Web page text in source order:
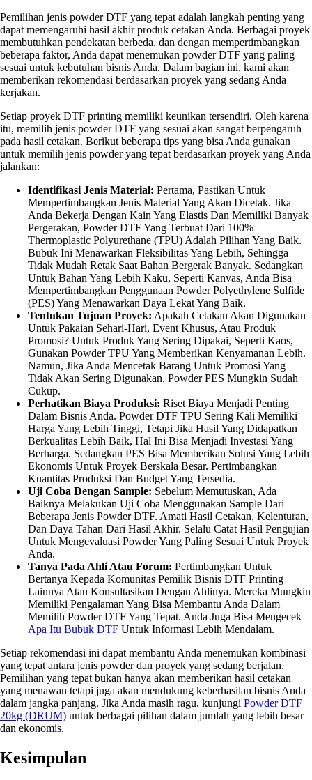
Pemilihan jenis powder DTF yang tepat adalah langkah penting yang
dapat memengaruhi hasil akhir produk cetakan Anda. Berbagai proyek
membutuhkan pendekatan berbeda, dan dengan mempertimbangkan
beberapa faktor, Anda dapat menemukan powder DTF yang paling
sesuai untuk kebutuhan bisnis Anda. Dalam bagian ini, kami akan
memberikan rekomendasi berdasarkan proyek yang sedang Anda
kerjakan.
Setiap proyek DTF printing memiliki keunikan tersendiri. Oleh karena
itu, memilih jenis powder DTF yang sesuai akan sangat berpengaruh
pada hasil cetakan. Berikut beberapa tips yang bisa Anda gunakan
untuk memilih jenis powder yang tepat berdasarkan proyek yang Anda
jalankan:
Identifikasi Jenis Material: Pertama, Pastikan Untuk
Mempertimbangkan Jenis Material Yang Akan Dicetak. Jika
Anda Bekerja Dengan Kain Yang Elastis Dan Memiliki Banyak
Pergerakan, Powder DTF Yang Terbuat Dari 100%
Thermoplastic Polyurethane (TPU) Adalah Pilihan Yang Baik.
Bubuk Ini Menawarkan Fleksibilitas Yang Lebih, Sehingga
Tidak Mudah Retak Saat Bahan Bergerak Banyak. Sedangkan
Untuk Bahan Yang Lebih Kaku, Seperti Kanvas, Anda Bisa
Mempertimbangkan Penggunaan Powder Polyethylene Sulfide
(PES) Yang Menawarkan Daya Lekat Yang Baik.
Tentukan Tujuan Proyek: Apakah Cetakan Akan Digunakan
Untuk Pakaian Sehari-Hari, Event Khusus, Atau Produk
Promosi? Untuk Produk Yang Sering Dipakai, Seperti Kaos,
Gunakan Powder TPU Yang Memberikan Kenyamanan Lebih.
Namun, Jika Anda Mencetak Barang Untuk Promosi Yang
Tidak Akan Sering Digunakan, Powder PES Mungkin Sudah
Cukup.
Perhatikan Biaya Produksi: Riset Biaya Menjadi Penting
Dalam Bisnis Anda. Powder DTF TPU Sering Kali Memiliki
Harga Yang Lebih Tinggi, Tetapi Jika Hasil Yang Didapatkan
Berkualitas Lebih Baik, Hal Ini Bisa Menjadi Investasi Yang
Berharga. Sedangkan PES Bisa Memberikan Solusi Yang Lebih
Ekonomis Untuk Proyek Berskala Besar. Pertimbangkan
Kuantitas Produksi Dan Budget Yang Tersedia.
Uji Coba Dengan Sample: Sebelum Memutuskan, Ada
Baiknya Melakukan Uji Coba Menggunakan Sample Dari
Beberapa Jenis Powder DTF. Amati Hasil Cetakan, Kelenturan,
Dan Daya Tahan Dari Hasil Akhir. Selalu Catat Hasil Pengujian
Untuk Mengevaluasi Powder Yang Paling Sesuai Untuk Proyek
Anda.
Tanya Pada Ahli Atau Forum: Pertimbangkan Untuk
Bertanya Kepada Komunitas Pemilik Bisnis DTF Printing
Lainnya Atau Konsultasikan Dengan Ahlinya. Mereka Mungkin
Memiliki Pengalaman Yang Bisa Membantu Anda Dalam
Memilih Powder DTF Yang Tepat. Anda Juga Bisa Mengecek
Apa Itu Bubuk DTF Untuk Informasi Lebih Mendalam.
Setiap rekomendasi ini dapat membantu Anda menemukan kombinasi
yang tepat antara jenis powder dan proyek yang sedang berjalan.
Pemilihan yang tepat bukan hanya akan memberikan hasil cetakan
yang menawan tetapi juga akan mendukung keberhasilan bisnis Anda
dalam jangka panjang. Jika Anda masih ragu, kunjungi Powder DTF
20kg (DRUM) untuk berbagai pilihan dalam jumlah yang lebih besar
dan ekonomis.
Kesimpulan